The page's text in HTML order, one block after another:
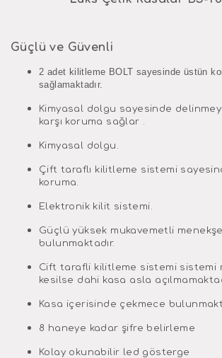
Güçlü ve Güvenli
2 adet kilitleme BOLT sayesinde üstün
sağlamaktadır.
Kimyasal dolgu sayesinde
karşı koruma sağlar .
Kimyasal dolgu.
Çift taraflı kilitleme sistemi
koruma.
Elektronik kilit sistemi.
Güçlü yüksek mukavemetli
bulunmaktadır.
Cift tarafli kilitleme sistemi sistemi
kesilse dahi kasa asla
Kasa içerisinde çekmece
8 haneye kadar şifre belirleme
Kolay okunabilir led gösterge